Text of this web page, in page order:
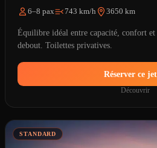
6–8 pax 743 km/h 3650 km
Équilibre idéal entre capacité, confort et
debout. Toilettes privatives.
Réserver ce jet
Découvrir
STANDARD